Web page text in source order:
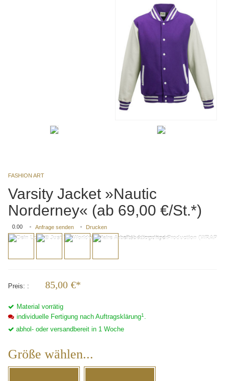
FASHION ART
Varsity Jacket »Nautic
Norderney« (ab 69,00 €/St.*)
0.00 Anfrage senden Drucken
Preis: 85,00 €*
Material vorrätig
individuelle Fertigung nach Auftragsklärung1 .
abhol- oder versandbereit in 1 Woche
Größe wählen...